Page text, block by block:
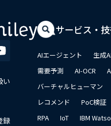
い
録
サービス・
AIエージェント
生成
需要予測
AI-OCR
バーチャルヒューマン
レコメンド
PoC検証
RPA
IoT
IBM